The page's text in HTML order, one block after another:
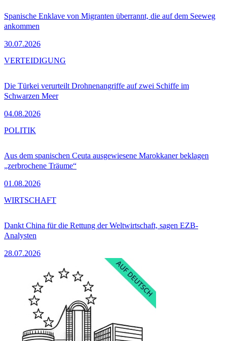
Spanische Enklave von Migranten überrannt, die auf dem Seeweg
ankommen
30.07.2026
Die Türkei verurteilt Drohnenangriffe auf zwei Schiffe im
Schwarzen Meer
04.08.2026
VERTEIDIGUNG
Aus dem spanischen Ceuta ausgewiesene Marokkaner beklagen
„zerbrochene Träume“
01.08.2026
POLITIK
Dankt China für die Rettung der Weltwirtschaft, sagen EZB-
Analysten
28.07.2026
WIRTSCHAFT